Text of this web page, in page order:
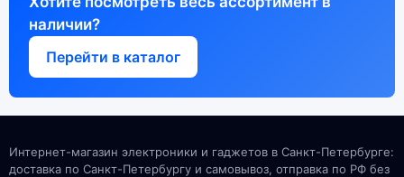
наличии?
Перейти в каталог
Интернет-магазин электроники и гаджетов в Санкт-Петербурге:
доставка по Санкт-Петербургу и самовывоз, отправка по РФ без